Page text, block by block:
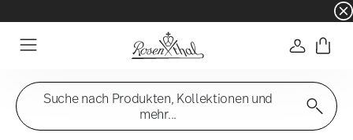
☀️ Summer SALE auf ausgewählte Artikel
Suche nach Produkten, Kollektionen und
mehr...